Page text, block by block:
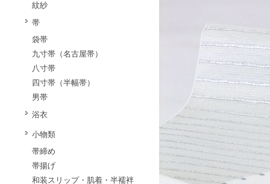
紋紗
帯
袋帯
九寸帯（名古屋帯）
八寸帯
四寸帯（半幅帯）
男帯
浴衣
小物類
帯締め
帯揚げ
和装スリップ・肌着・半襦袢